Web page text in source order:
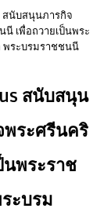
สนับสนุนภารกิจ
เพื่อถวายเป็นพระ
พระบรมราชชนนี
สนับสนุน
พระศรีนคริ
นพระราช
ะบรม